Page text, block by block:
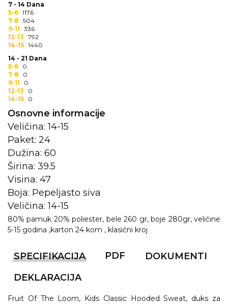
STRETCH TOPS
SUBLIMACIJA
CRICKET UPALJAČI
ŠIBICA
JAKNE I PRSLUCI
HYGIENIC KOLEKCIJA
OKOVRATNE ID TRAKICE
PRIBOR ZA PISANJE
NARUKVICE ZA ŽURKE I
DOGAĐAJE
ID PLOČICA
TERMOSI
BOCE
TEHNOLOGIJA
KANCELARIJA
7 - 14 Dana
5-6 1176
7-8 504
9-11 336
12-13 792
14-15 1440
14 - 21 Dana
5-6 0
7-8
0
9-11
0
12-13
0
14-15 0
Osnovne informacije
Veličina: 14-15
Paket: 24
Dužina: 60
Širina: 39.5
Visina: 47
Boja: Pepeljasto siva
Veličina: 14-15
80% pamuk 20% poliester, bele 260 gr, boje 280gr, veličine
5-15 godina ,karton 24 kom , klasični kroj
SPECIFIKACIJA PDF
DOKUMENTI
DEKLARACIJA
Fruit Of The Loom, Kids Classic Hooded Sweat, duks za